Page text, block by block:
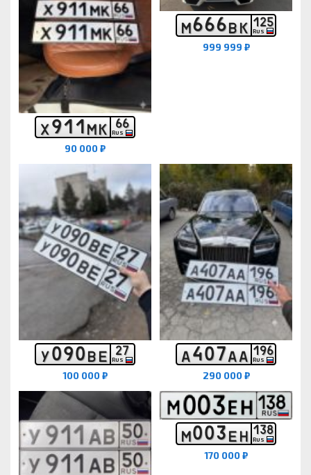
Х911МК 66
RUS
90 000 ₽
М666ВК 125
RUS
999 999 ₽
У090ВЕ 27
RUS
100 000 ₽
А407АА 196
RUS
290 000 ₽
М003ЕН 138
RUS
170 000 ₽